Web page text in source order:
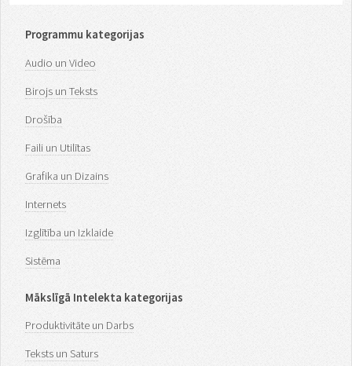
Programmu kategorijas
Audio un Video
Birojs un Teksts
Drošība
Faili un Utilītas
Grafika un Dizains
Internets
Izglītība un Izklaide
Sistēma
Mākslīgā Intelekta kategorijas
Produktivitāte un Darbs
Teksts un Saturs